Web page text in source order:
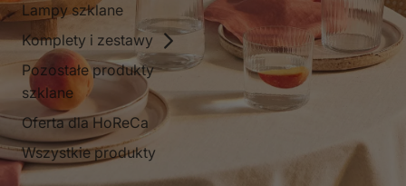
Lampy szklane
Komplety i zestawy
Pozostałe produkty
szklane
Oferta dla HoReCa
Wszystkie produkty